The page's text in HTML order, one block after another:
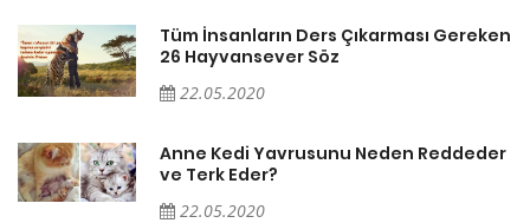
Tüm İnsanların Ders Çıkarması Gereken
26 Hayvansever Söz
22.05.2020
Anne Kedi Yavrusunu Neden Reddeder
ve Terk Eder?
22.05.2020